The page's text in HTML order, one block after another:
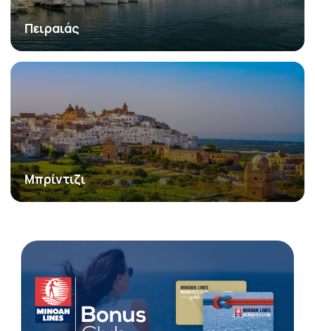
Πειραιάς
Μπρίντιζι